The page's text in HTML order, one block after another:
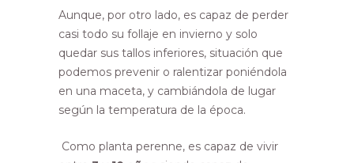
Aunque, por otro lado, es capaz de perder
casi todo su follaje en invierno y solo
quedar sus tallos inferiores, situación que
podemos prevenir o ralentizar poniéndola
en una maceta, y cambiándola de lugar
según la temperatura de la época.
Como planta perenne, es capaz de vivir